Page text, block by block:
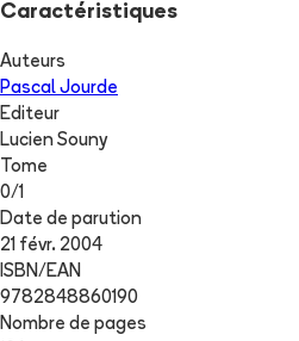
Caractéristiques
Auteurs
Pascal Jourde
Editeur
Lucien Souny
Tome
0/1
Date de parution
21 févr. 2004
ISBN/EAN
9782848860190
Nombre de pages